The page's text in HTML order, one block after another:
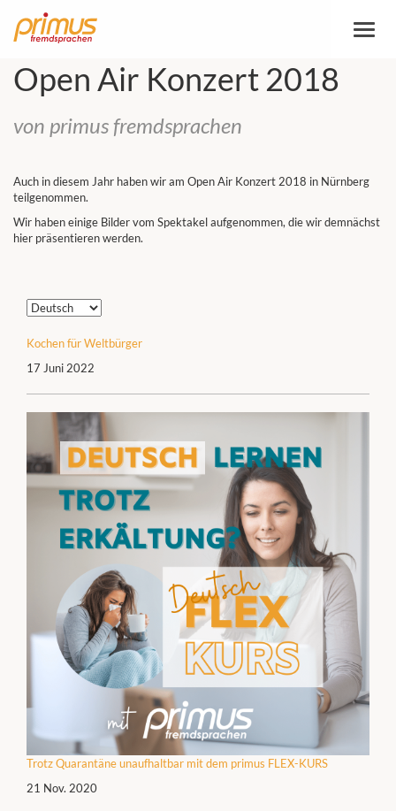
Toggle
Open Air Konzert 2018
von primus fremdsprachen
Auch in diesem Jahr haben wir am Open Air Konzert 2018 in Nürnberg
teilgenommen.
Wir haben einige Bilder vom Spektakel aufgenommen, die wir demnächst
hier präsentieren werden.
Sprache
Kochen für Weltbürger
17 Juni 2022
Trotz Quarantäne unaufhaltbar mit dem primus FLEX-KURS
21 Nov. 2020